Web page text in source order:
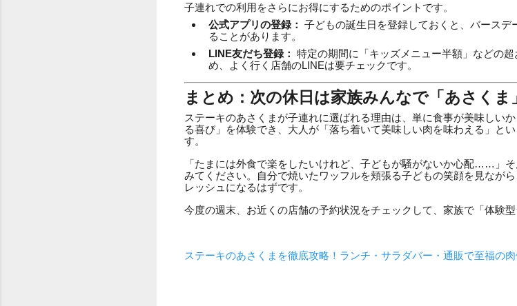
子連れでの利用をさらにお得にするためのポイントです。
公式アプリの登録： 子どもの誕生日を登録しておくと、バース
ることがあります。
LINE友だち登録： 特定の期間に「キッズメニュー半額」などの
め、よく行く店舗のLINEは要チェックです。
まとめ：次の休日は家族みんなで「あさくま
ステーキのあさくまが子連れに選ばれる理由は、単に食事が美味しい
る喜び」を体験でき、大人が「落ち着いて美味しい肉を味わえる」と
す。
「たまには外食で楽をしたいけれど、子どもが騒がないか心配……」
みてください。自分で焼いたワッフルを頬張る子どもの笑顔を見なが
レッシュになるはずです。
今度の週末、お近くの店舗の予約状況をチェックして、家族で「体験
ステーキのあさくまを徹底攻略！ランチ・サラダバー・通販で至福の